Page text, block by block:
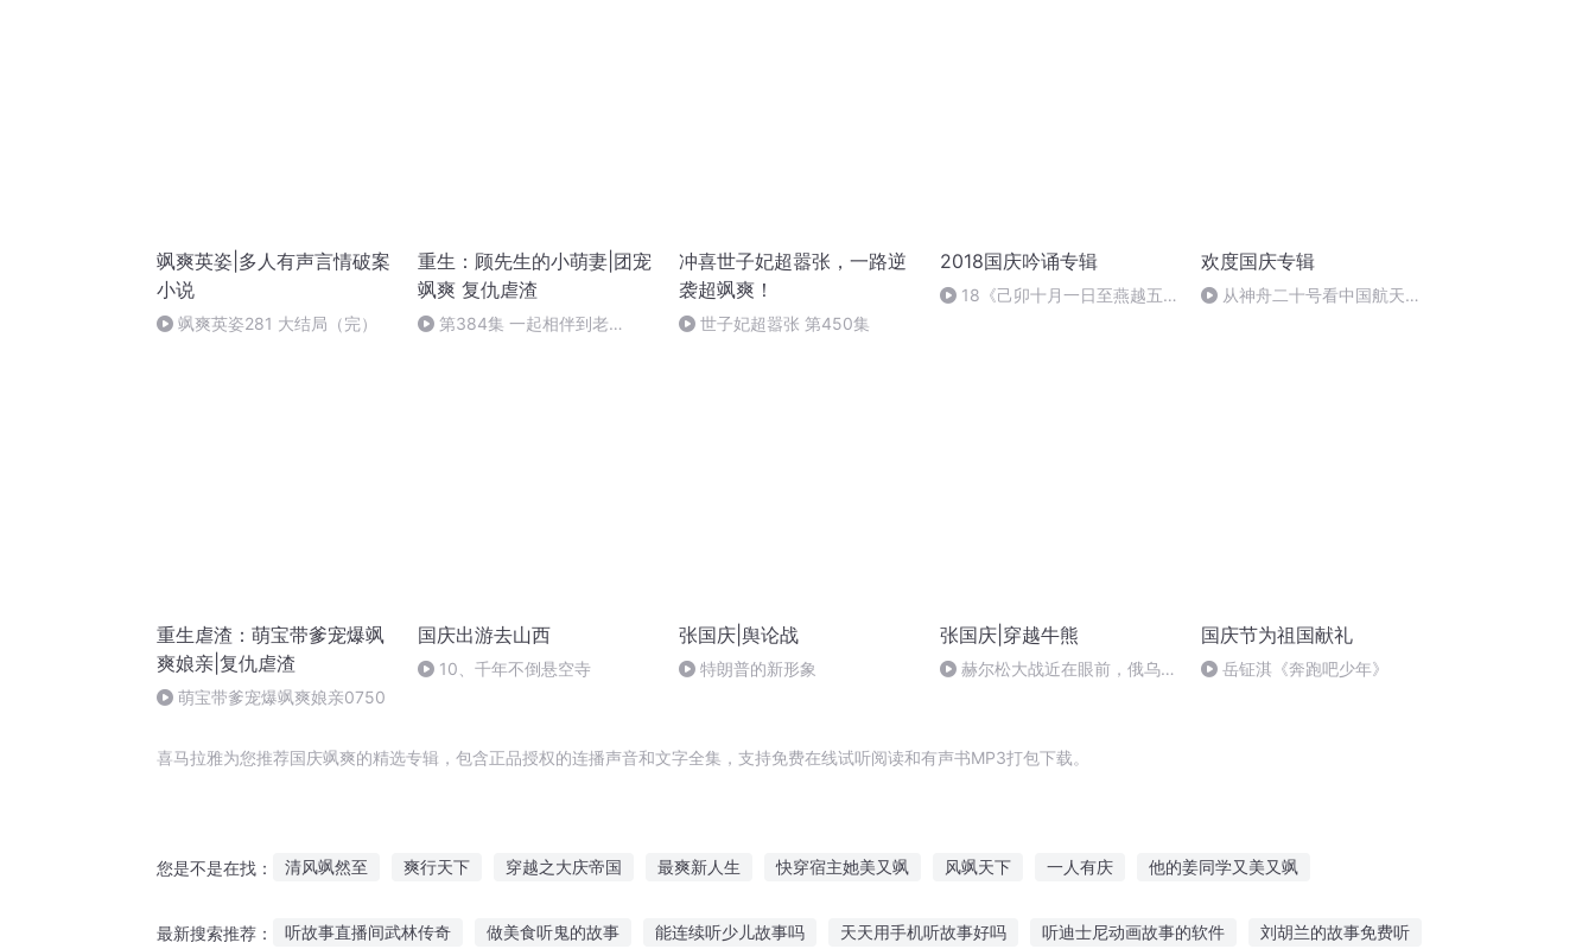
飒爽英姿|多人有声言情破案
小说
飒爽英姿281 大结局（完）
重生：顾先生的小萌妻|团宠
飒爽 复仇虐渣
第384集 一起相伴到老
冲喜世子妃超嚣张，一路逆
袭超飒爽！
世子妃超嚣张 第450集
2018国庆吟诵专辑
18《己卯十月一日至燕越五
欢度国庆专辑
从神舟二十号看中国航天
重生虐渣：萌宝带爹宠爆飒
爽娘亲|复仇虐渣
萌宝带爹宠爆飒爽娘亲0750
国庆出游去山西
10、千年不倒悬空寺
张国庆|舆论战
特朗普的新形象
张国庆|穿越牛熊
赫尔松大战近在眼前，俄乌冲
国庆节为祖国献礼
岳钲淇《奔跑吧少年》
喜马拉雅为您推荐国庆飒爽的精选专辑，包含正品授权的连播声音和文字全集，支持免费在线试听阅读和有声书MP3打包下载。
您是不是在找： 清风飒然至 爽行天下 穿越之大庆帝国 最爽新人生 快穿宿主她美又飒 风飒天下 一人有庆 他的姜同学又美又飒
最新搜索推荐： 听故事直播间武林传奇 做美食听鬼的故事 能连续听少儿故事吗 天天用手机听故事好吗 听迪士尼动画故事的软件 刘胡兰的故事免费听